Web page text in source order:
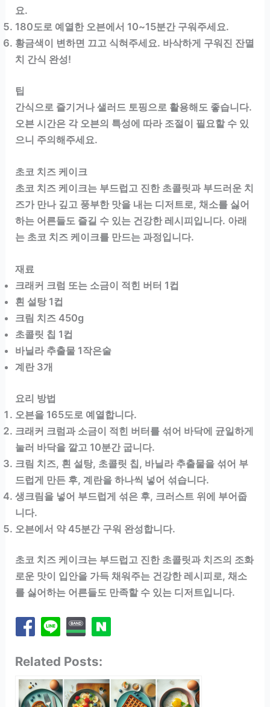
요.
180도로 예열한 오븐에서 10~15분간 구워주세요.
황금색이 변하면 끄고 식혀주세요. 바삭하게 구워진 잔멸
치 간식 완성!
팁
간식으로 즐기거나 샐러드 토핑으로 활용해도 좋습니다.
오븐 시간은 각 오븐의 특성에 따라 조절이 필요할 수 있
으니 주의해주세요.
초코 치즈 케이크
초코 치즈 케이크는 부드럽고 진한 초콜릿과 부드러운 치
즈가 만나 깊고 풍부한 맛을 내는 디저트로, 채소를 싫어
하는 어른들도 즐길 수 있는 건강한 레시피입니다. 아래
는 초코 치즈 케이크를 만드는 과정입니다.
재료
크래커 크럼 또는 소금이 적힌 버터 1컵
흰 설탕 1컵
크림 치즈 450g
초콜릿 칩 1컵
바닐라 추출물 1작은술
계란 3개
요리 방법
오븐을 165도로 예열합니다.
크래커 크럼과 소금이 적힌 버터를 섞어 바닥에 균일하게
눌러 바닥을 깔고 10분간 굽니다.
크림 치즈, 흰 설탕, 초콜릿 칩, 바닐라 추출물을 섞어 부
드럽게 만든 후, 계란을 하나씩 넣어 섞습니다.
생크림을 넣어 부드럽게 섞은 후, 크러스트 위에 부어줍
니다.
오븐에서 약 45분간 구워 완성합니다.
초코 치즈 케이크는 부드럽고 진한 초콜릿과 치즈의 조화
로운 맛이 입안을 가득 채워주는 건강한 레시피로, 채소
를 싫어하는 어른들도 만족할 수 있는 디저트입니다.
Related Posts: